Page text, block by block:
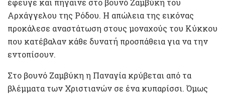
Αρχάγγελου της Ρόδου. Η απώλεια της εικόνας
προκάλεσε αναστάτωση στους μοναχούς του Κύκκου
που κατέβαλαν κάθε δυνατή προσπάθεια για να την
εντοπίσουν.
Στο βουνό Ζαμβύκη η Παναγία κρύβεται από τα
βλέμματα των Χριστιανών σε ένα κυπαρίσσι. Όμως